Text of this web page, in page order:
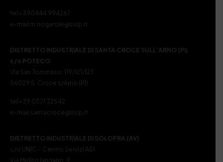
tel +390444 994267
e-mail m.nogarole@ssip.it
DISTRETTO INDUSTRIALE DI SANTA CROCE SULL’ARNO (PI)
c/o POTECO
Via San Tommaso, 119/121/123
56029 S. Croce s/Arno (PI)
tel +39 0571 32542
e-mail santacroce@ssip.it
DISTRETTO INDUSTRIALE DI SOLOFRA (AV)
c/o UNIC – Centro Servizi ASI
Via Melito Iangano, 9